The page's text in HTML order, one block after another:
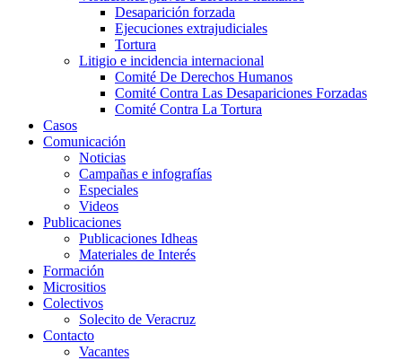
Desaparición forzada​
Ejecuciones extrajudiciales
Tortura
Litigio e incidencia internacional
Comité De Derechos Humanos​
Comité Contra Las Desapariciones Forzadas
Comité Contra La Tortura​
Casos
Comunicación
Noticias
Campañas e infografías
Especiales
Videos
Publicaciones
Publicaciones Idheas
Materiales de Interés
Formación
Micrositios
Colectivos
Solecito de Veracruz
Contacto
Vacantes